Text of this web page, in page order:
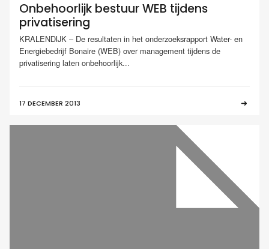
Onbehoorlijk bestuur WEB tijdens
privatisering
KRALENDIJK – De resultaten in het onderzoeksrapport Water- en
Energiebedrijf Bonaire (WEB) over management tijdens de
privatisering laten onbehoorlijk...
17 DECEMBER 2013